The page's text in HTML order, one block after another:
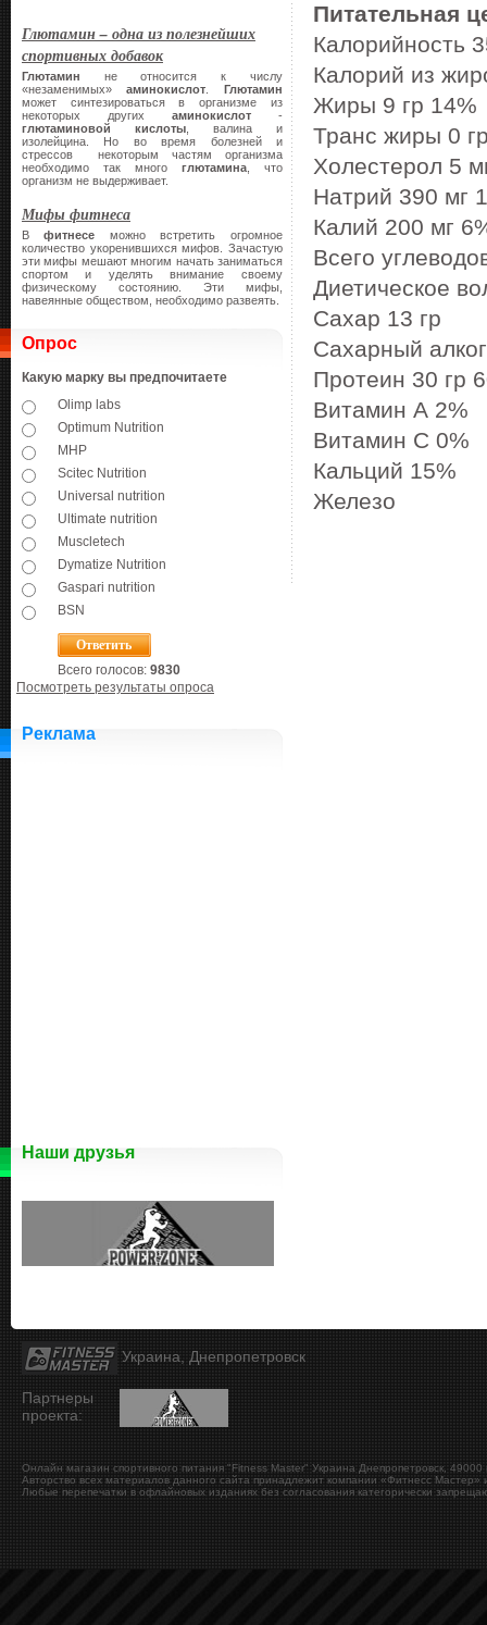
Глютамин – одна из полезнейших
спортивных добавок
Глютамин не относится к числу
«незаменимых»аминокислот
Глютамин
может синтезироваться в организме из
некоторых других аминокислот -
глютаминовой кислоты , валина и
изолейцина. Но во время болезней и
стрессов некоторым частям организма
необходимо так много глютамина , что
организм не выдерживает.
Мифы фитнеса
Вфитнесе можно встретить огромное
количество укоренившихся мифов. Зачастую
эти мифы мешают многим начать заниматься
спортом и уделять внимание своему
физическому состоянию. Эти мифы,
навеянные обществом, необходимо развеять.
Опрос
Какую марку вы предпочитаете
Olimp labs
Optimum Nutrition
MHP
Scitec Nutrition
Universal nutrition
Ultimate nutrition
Muscletech
Dymatize Nutrition
Gaspari nutrition
BSN
Всего голосов: 9830
Посмотреть результаты опроса
Реклама
Наши друзья
Питательная
Калорийность
Калорий из
Жиры 9 гр 14%
Транс жиры 0
Холестерол 5
Натрий 390 мг
Калий 200 мг
Всего
Диетическое
Сахар 13 гр
Сахарный
Протеин 30 гр
Витамин А 2%
Витамин C 0%
Кальций 15%
Железо
Украина, Днепропетровск
Партнеры
проекта:
Онлайн магазин спортивного питания "Fitness Master" Украина Днепропетровск 49000
Авторство всех материалов данного сайта принадлежит компании «Фитнесс Мастер»
Любые перепечатки в офлайновых изданиях без согласования категорически